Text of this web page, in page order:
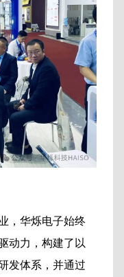
，华烁电子始终
动力，构建了以
发体系，并通过